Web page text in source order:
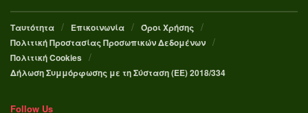
Ταυτότητα Επικοινωνία
Όροι Χρήσης
Πολιτική Προστασίας Προσωπικών Δεδομένων
Πολιτική Cookies
Δήλωση Συμμόρφωσης με τη Σύσταση (ΕΕ) 2018/334
Follow Us